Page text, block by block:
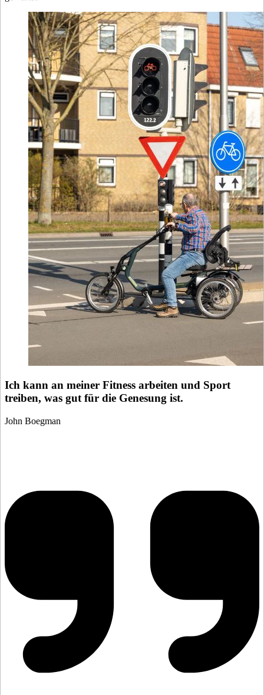
Ich kann an meiner Fitness arbeiten und Sport
treiben, was gut für die Genesung ist.
John Boegman